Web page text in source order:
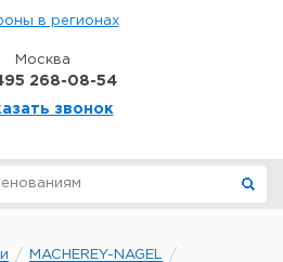
в регионах
Москва
268-08-54
звонок
MACHEREY-NAGEL